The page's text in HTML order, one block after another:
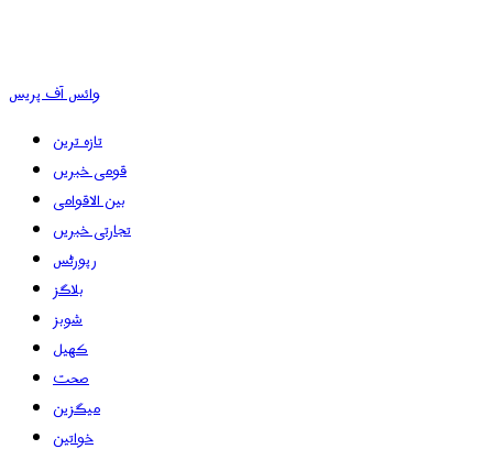
وائس آف پریس
تازہ ترین
قومی خبریں
بین الاقوامی
تجارتی خبریں
رپورٹس
بلاگز
شوبز
کھیل
صحت
میگزین
خواتین